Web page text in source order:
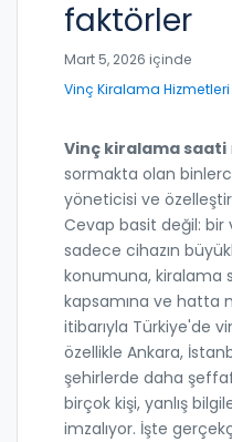
faktörler
Mart 5, 2026 içinde
Vinç Kiralama Hizmetleri
Vinç kiralama saati
sormakta olan
yöneticisi ve
Cevap basit değil: bir
sadece cihazın
konumuna, kiralama
kapsamına ve hatta
itibarıyla Türkiye'de
özellikle Ankara,
şehirlerde daha
birçok kişi, yanlış
imzalıyor. İşte